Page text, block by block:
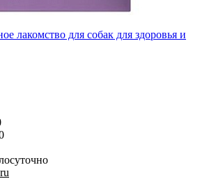
лакомство для собак для здоровья и